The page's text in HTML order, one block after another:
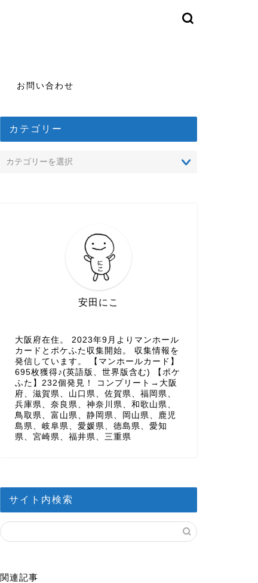
お問い合わせ
カテゴリー
安田にこ
大阪府在住。 2023年9月よりマンホール
カードとポケふた収集開始。 収集情報を
発信しています。 【マンホールカード】
695枚獲得♪(英語版、世界版含む) 【ポケ
ふた】232個発見！ コンプリート→大阪
府、滋賀県、山口県、佐賀県、福岡県、
兵庫県、奈良県、神奈川県、和歌山県、
鳥取県、富山県、静岡県、岡山県、鹿児
島県、岐阜県、愛媛県、徳島県、愛知
県、宮崎県、福井県、三重県
サイト内検索
関連記事